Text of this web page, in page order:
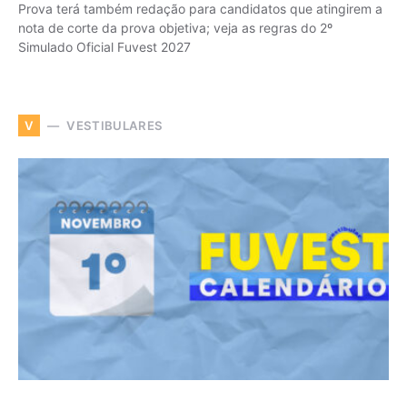
Prova terá também redação para candidatos que atingirem a
nota de corte da prova objetiva; veja as regras do 2º
Simulado Oficial Fuvest 2027
V VESTIBULARES